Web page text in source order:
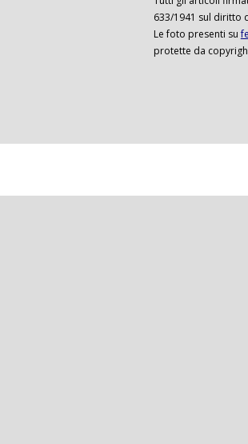
633/1941 sul diritto
Le foto presenti su
protette da